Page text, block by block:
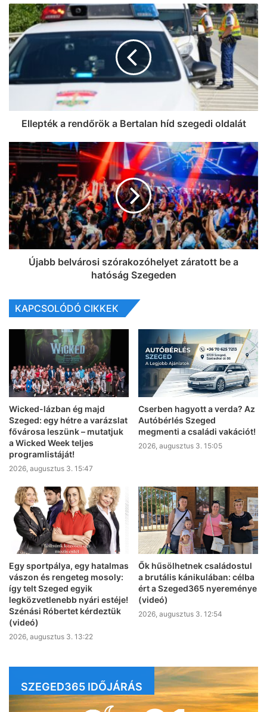
Ellepték a rendőrök a Bertalan híd szegedi oldalát
Újabb belvárosi szórakozóhelyet záratott be a
hatóság Szegeden
KAPCSOLÓDÓ CIKKEK
Wicked-lázban ég majd
Szeged: egy hétre a varázslat
fővárosa leszünk – mutatjuk
a Wicked Week teljes
programlistáját!
2026, augusztus 3. 15:47
Cserben hagyott a verda? Az
Autóbérlés Szeged
megmenti a családi vakációt!
2026, augusztus 3. 15:05
Egy sportpálya, egy hatalmas
vászon és rengeteg mosoly:
így telt Szeged egyik
legközvetlenebb nyári estéje!
Szénási Róbertet kérdeztük
(videó)
2026, augusztus 3. 13:22
Ők hűsölhetnek családostul
a brutális kánikulában: célba
ért a Szeged365 nyereménye
(videó)
2026, augusztus 3. 12:54
SZEGED365 IDŐJÁRÁS